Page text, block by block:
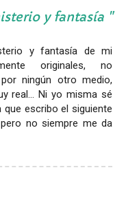
y fantasía
y fantasía de mi
originales, no
ningún otro medio,
real... Ni yo misma sé
escribo el siguiente
no siempre me da